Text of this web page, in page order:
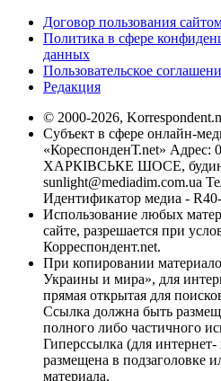
Договор пользования
Политика в сфере
данных
Пользовательское
Редакция
© 2000-2026,
Субъект в сфере онлайн-
«КореспонденТ.net» Адрес:
ХАРКІВСЬКЕ ШОСЕ,
sunlight@mediadim.com.ua
Идентификатор медиа -
Использование любых
сайте, разрешается при
Корреспондент.net.
При копировании
Украины и мира», для
прямая открытая для
Ссылка должна быть
полного либо частичного
Гиперссылка (для
размещена в подзаголовке
материала.